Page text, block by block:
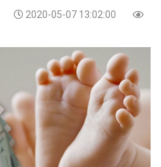
2020-05-07 13:02:00